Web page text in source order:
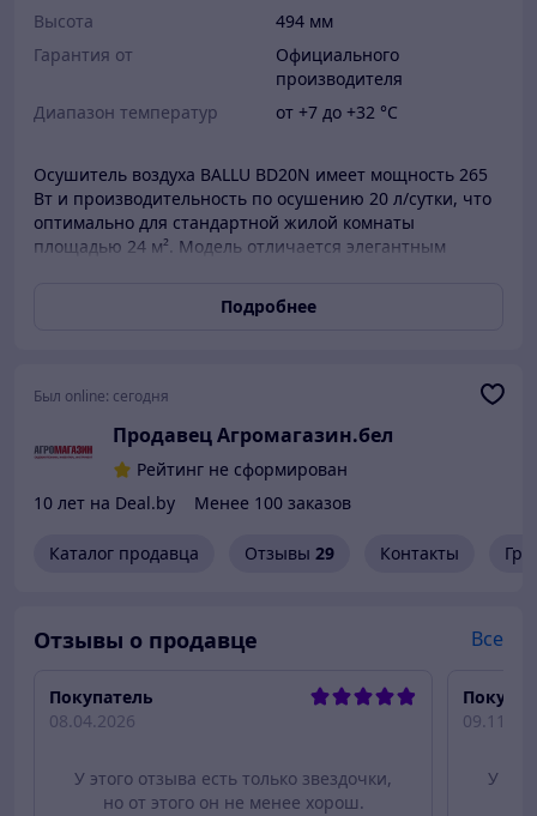
Высота
494 мм
Гарантия от
Официального
производителя
Диапазон температур
от +7 до +32 °С
Осушитель воздуха BALLU BD20N имеет мощность 265
Вт и производительность по осушению 20 л/сутки, что
оптимально для стандартной жилой комнаты
площадью 24 м². Модель отличается элегантным
функциональностью, низким уровнем шума и имеет 2
режима работы. Встроенный гигрометр позволяет
панель управления позволяет выбрать оптимальный
отображают заданные настройки. С помощью функции
непрерывного осушения Вы можете использовать
прибор в помещениях с максимальным уровнем
влажности.
Подробнее
Был online: сегодня
Продавец Агромагазин.бел
Рейтинг не сформирован
10 лет на Deal.by
Менее 100 заказов
Каталог продавца Отзывы 29 Контакты
Отзывы о продавце Все
Покупатель
08.04.2026
У этого отзыва есть только звездочки,
но от этого он не менее хорош.
У